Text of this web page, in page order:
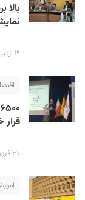
۱۹ اردیبهشت ۱۴۰۲
۳۰ فروردین ۱۴۰۲